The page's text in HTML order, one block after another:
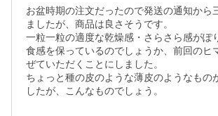
お盆時期の注文だったので発送の通知から
ましたが、商品は良さそうです。
一粒一粒の適度な乾燥感・さらさら感がぽ
食感を保っているのでしょうか、前回のヒ
ぜていただくことにしました。
ちょっと種の皮のような薄皮のようなもの
したが、こんなものでしょう。